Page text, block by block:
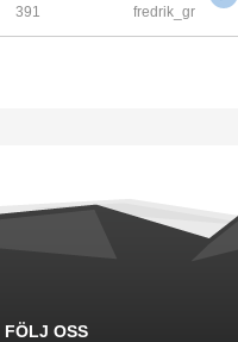
391 fredrik_gr
FÖLJ OSS